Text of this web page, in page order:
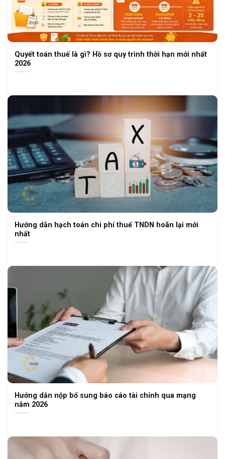
Quyết toán thuế là gì? Hồ sơ quy trình thời hạn mới nhất
2026
Hướng dẫn hạch toán chi phí thuế TNDN hoãn lại mới
nhất
Hướng dẫn nộp bổ sung báo cáo tài chính qua mạng
năm 2026